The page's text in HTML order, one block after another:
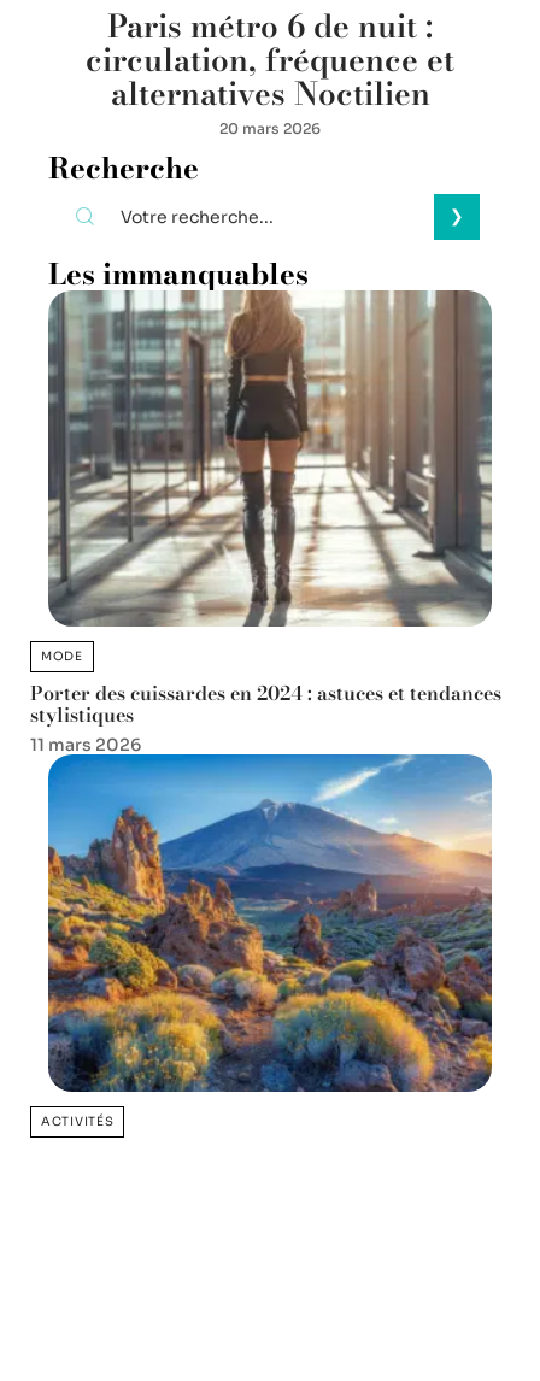
Paris métro 6 de nuit :
circulation, fréquence et
alternatives Noctilien
20 mars 2026
Recherche
Les immanquables
MODE
Porter des cuissardes en 2024 : astuces et tendances
stylistiques
11 mars 2026
ACTIVITÉS